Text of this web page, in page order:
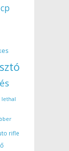
lethal
rifle